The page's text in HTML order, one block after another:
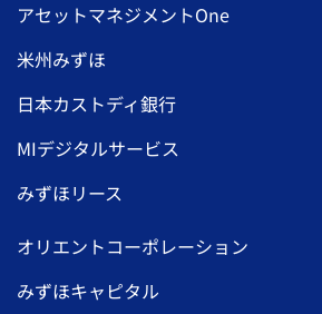
アセットマネジメントOne
米州みずほ
日本カストディ銀行
MIデジタルサービス
みずほリース
オリエントコーポレーション
みずほキャピタル